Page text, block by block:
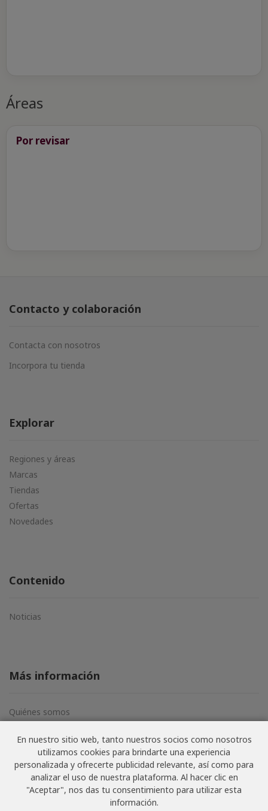
En nuestro sitio web, tanto nuestros socios como nosotros
utilizamos cookies para brindarte una experiencia
personalizada y ofrecerte publicidad relevante, así como para
analizar el uso de nuestra plataforma. Al hacer clic en
"Aceptar", nos das tu consentimiento para utilizar esta
información.
Áreas
Por revisar
Contacto y colaboración
Contacta con nosotros
Incorpora tu tienda
Explorar
Regiones y áreas
Marcas
Tiendas
Ofertas
Novedades
Contenido
Noticias
Más información
Quiénes somos
Términos y condiciones
Política de privacidad